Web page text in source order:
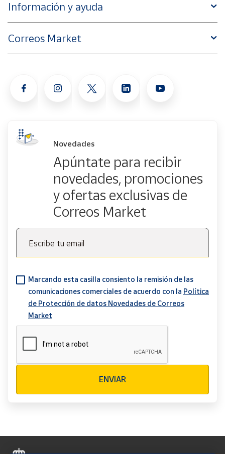
Información y ayuda
Correos Market
Novedades
Apúntate para recibir
novedades, promociones
y ofertas exclusivas de
Correos Market
Escribe tu email
Marcando esta casilla consiento la remisión de las
comunicaciones comerciales de acuerdo con la Política
de Protección de datos Novedades de Correos
Market
ENVIAR